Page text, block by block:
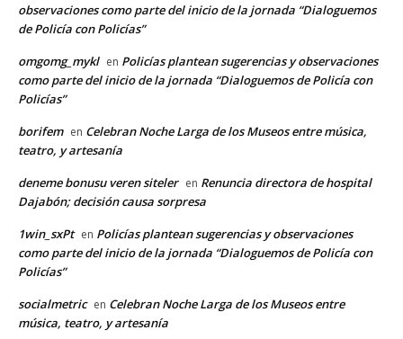
observaciones como parte del inicio de la jornada “Dialoguemos
de Policía con Policías”
omgomg_mykl en Policías plantean sugerencias y observaciones
como parte del inicio de la jornada “Dialoguemos de Policía con
Policías”
borifem en Celebran Noche Larga de los Museos entre música,
teatro, y artesanía
deneme bonusu veren siteler en Renuncia directora de hospital
Dajabón; decisión causa sorpresa
1win_sxPt en Policías plantean sugerencias y observaciones
como parte del inicio de la jornada “Dialoguemos de Policía con
Policías”
socialmetric en Celebran Noche Larga de los Museos entre
música, teatro, y artesanía